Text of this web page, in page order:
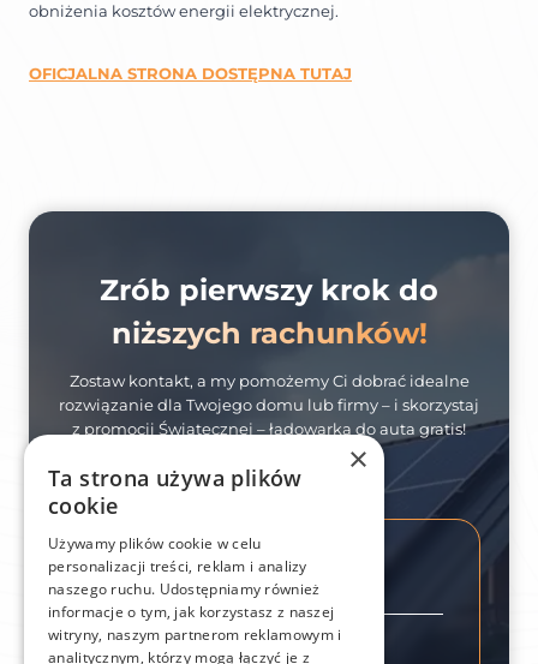
obniżenia kosztów energii elektrycznej.
OFICJALNA STRONA DOSTĘPNA TUTAJ
Zrób pierwszy krok do
niższych rachunków!
Zostaw kontakt, a my pomożemy Ci dobrać idealne
rozwiązanie dla Twojego domu lub firmy – i skorzystaj
z promocji Świątecznej – ładowarka do auta gratis!
Imię *
×
Ta strona używa plików
cookie
Używamy plików cookie w celu
personalizacji treści, reklam i analizy
naszego ruchu. Udostępniamy również
informacje o tym, jak korzystasz z naszej
witryny, naszym partnerom reklamowym i
analitycznym, którzy mogą łączyć je z